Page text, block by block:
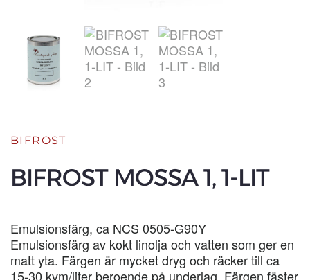
BIFROST
BIFROST MOSSA 1, 1-LIT
Emulsionsfärg, ca NCS 0505-G90Y
Emulsionsfärg av kokt linolja och vatten som ger en
matt yta. Färgen är mycket dryg och räcker till ca
15-30 kvm/liter beroende på underlag. Färgen fäster